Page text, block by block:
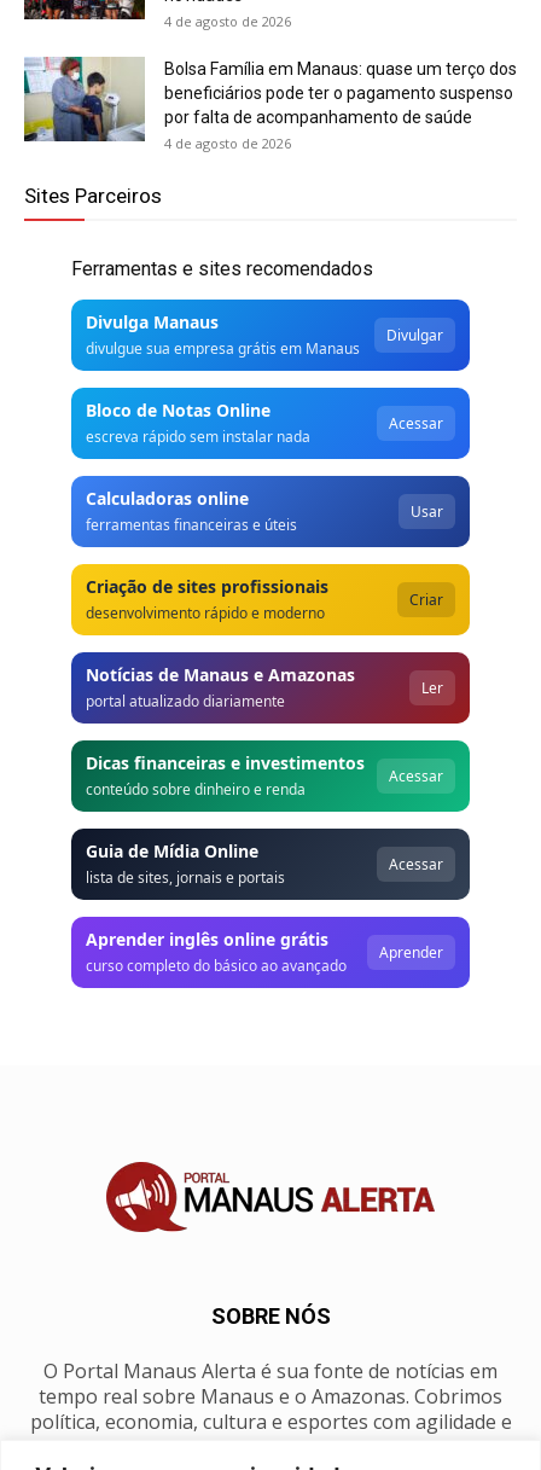
4 de agosto de 2026
Bolsa Família em Manaus: quase um terço dos
beneficiários pode ter o pagamento suspenso
por falta de acompanhamento de saúde
4 de agosto de 2026
Sites Parceiros
Ferramentas e sites recomendados
Divulga Manaus
divulgue sua empresa grátis em Manaus
Divulgar
Bloco de Notas Online
escreva rápido sem instalar nada
Acessar
Calculadoras online
ferramentas financeiras e úteis
Usar
Criação de sites profissionais
desenvolvimento rápido e moderno
Criar
Notícias de Manaus e Amazonas
portal atualizado diariamente
Ler
Dicas financeiras e investimentos
conteúdo sobre dinheiro e renda
Acessar
Guia de Mídia Online
lista de sites, jornais e portais
Acessar
Aprender inglês online grátis
curso completo do básico ao avançado
Aprender
SOBRE NÓS
O Portal Manaus Alerta é sua fonte de notícias em
tempo real sobre Manaus e o Amazonas. Cobrimos
política, economia, cultura e esportes com agilidade e